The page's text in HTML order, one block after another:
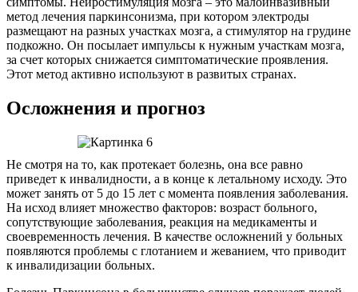
метод лечения паркинсонизма, при котором электроды
размещают на разных участках мозга, а стимулятор на грудине
подкожно. Он посылает импульсы к нужным участкам мозга,
за счет которых снижается симптоматические проявления.
Этот метод активно используют в развитых странах.
Осложнения и прогноз
Не смотря на то, как протекает болезнь, она все равно
приведет к инвалидности, а в конце к летальному исходу. Это
может занять от 5 до 15 лет с момента появления заболевания.
На исход влияет множество факторов: возраст больного,
сопутствующие заболевания, реакция на медикаменты и
своевременность лечения. В качестве осложнений у больных
появляются проблемы с глотанием и жеванием, что приводит
к инвалидизации больных.